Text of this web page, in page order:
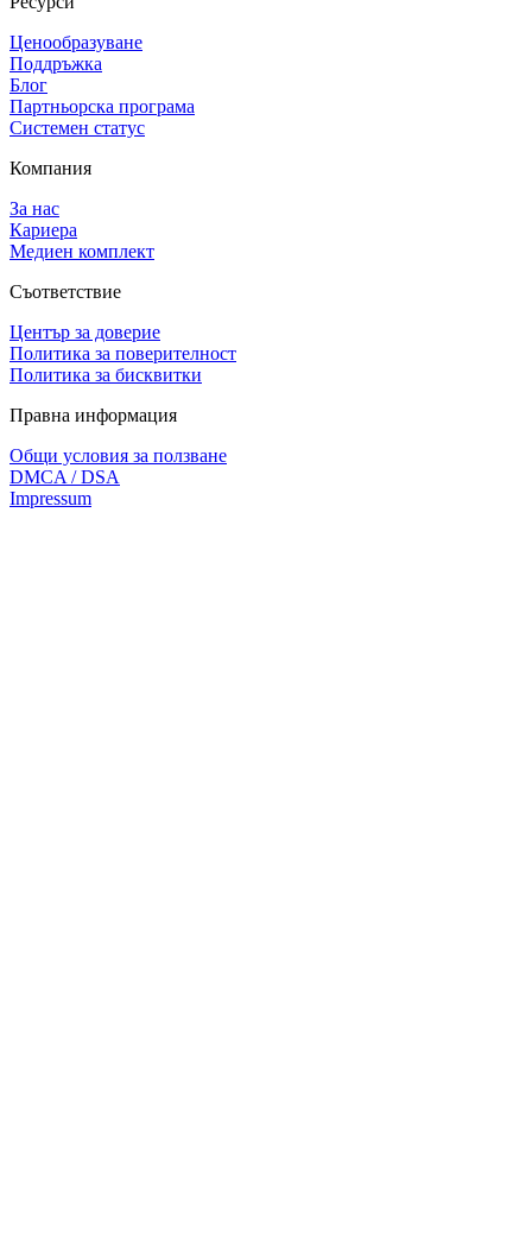
Ценообразуване
Поддръжка
Блог
Партньорска програма
Системен статус
Компания
За нас
Кариера
Медиен комплект
Съответствие
Център за доверие
Политика за поверителност
Политика за бисквитки
Правна информация
Общи условия за ползване
DMCA / DSA
Impressum